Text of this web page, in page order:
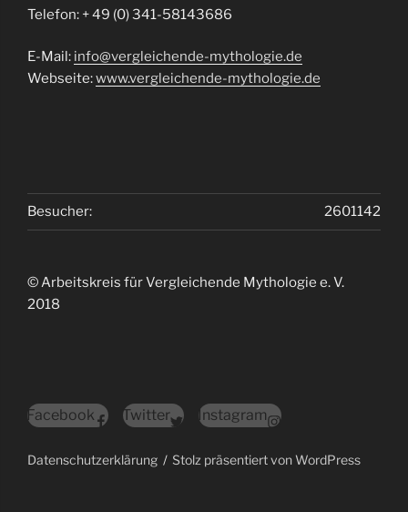
Telefon: + 49 (0) 341-58143686
E-Mail: info@vergleichende-mythologie.de
Webseite:www.vergleichende-mythologie.de
2601142
Besucher:
© Arbeitskreis für Vergleichende Mythologie e. V.
2018
Facebook Twitter Instagram
Datenschutzerklärung Stolz präsentiert von WordPress